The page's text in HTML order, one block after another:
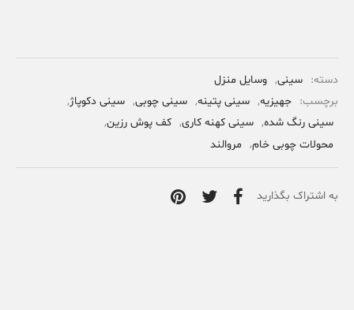
دسته: سینی, وسایل منزل
برچسب: جهیزیه, سینی پتینه, سینی چوبی, سینی دکوپاژ,
سینی رنگ شده, سینی کهنه کاری, کف پوش رزین,
محولات چوبی خام, مروالند
به اشتراک بگذارید